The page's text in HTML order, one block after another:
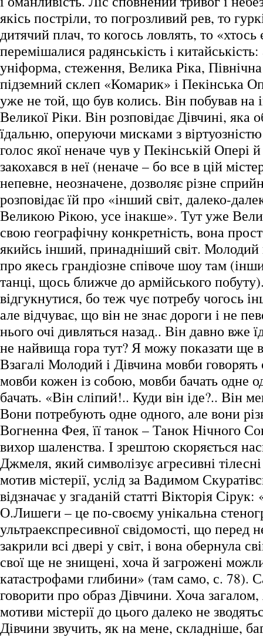
якісь постріли, то погрозливий рев, то
дитячий плач, то когось ловлять, то
перемішалися радянськість і
уніформа, стеження, Велика Ріка,
підземний склеп «Комарик» і Пекінська
уже не той, що був колись. Він побував на
Великої Ріки. Він розповідає Дівчині, яка
їдальню, оперуючи мисками з
голос якої неначе чув у Пекінській Опері
закохався в неї (неначе – бо все в цій
непевне, неозначене, дозволяє різне
розповідає їй про «інший світ, далеко-
Великою Рікою, усе інакше». Тут уже
свою географічну конкретність, вона
якийсь інший, принадніший світ. Молодий
про якесь грандіозне співоче шоу там
танці, щось ближче до армійського
відгукнутися, бо теж чує потребу чогось
але відчуває, що він не знає дороги і не
нього очі дивляться назад.. Він давно вже
не найвища гора тут? Я можу показати ще
Взагалі Молодий і Дівчина мовби говорять
мовби кожен із собою, мовби бачать одне
бачать. «Він сліпий!.. Куди він іде?.. Він
Вони потребують одне одного, але вони
Вогненна Фея, її танок – Танок Нічного
вихор шаленства. І зрештою скоряється
Джмеля, який символізує агресивні
мотив містерії, услід за Вадимом
відзначає у згаданій статті Вікторія Сірук:
О.Лишеги – це по-своєму унікальна
ультраекспресивної свідомості, що перед
закрили всі двері у світ, і вона обернула
свої ще не знищені, хоча й загрожені
катастрофами глибини» (там само, с. 78).
говорити про образ Дівчини. Хоча
мотиви містерії до цього далеко не
Дівчини звучить, як на мене, складніше,